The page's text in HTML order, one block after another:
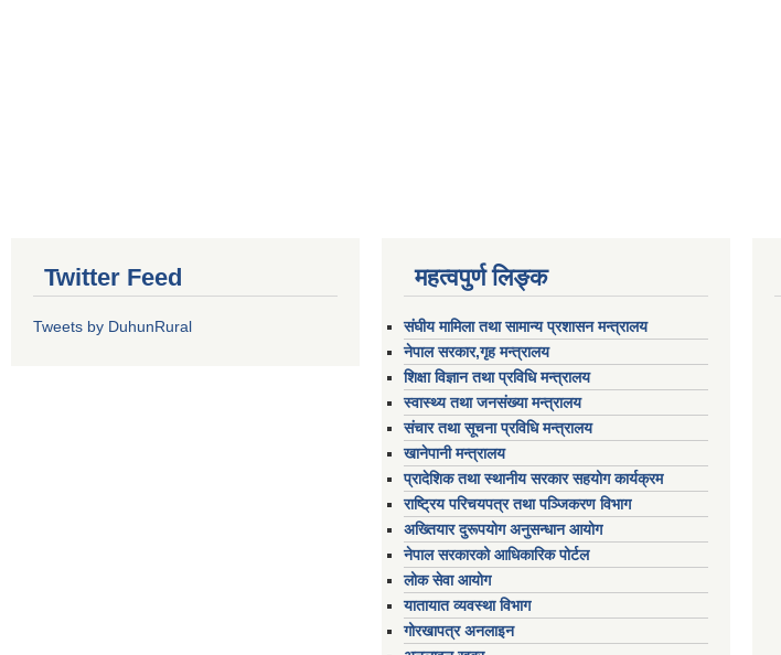
Twitter Feed
Tweets by DuhunRural
महत्वपुर्ण लिङ्क
संघीय मामिला तथा सामान्य प्रशासन मन्त्रालय
नेपाल सरकार,गृह मन्त्रालय
शिक्षा विज्ञान तथा प्रविधि मन्त्रालय
स्वास्थ्य तथा जनसंख्या मन्त्रालय
संचार तथा सूचना प्रविधि मन्त्रालय
खानेपानी मन्त्रालय
प्रादेशिक तथा स्थानीय सरकार सहयोग कार्यक्रम
राष्ट्रिय परिचयपत्र तथा पञ्जिकरण विभाग
अख्तियार दुरूपयोग अनुसन्धान आयोग
नेपाल सरकारको आधिकारिक पोर्टल
लोक सेवा आयोग
यातायात व्यवस्था विभाग
गोरखापत्र अनलाइन